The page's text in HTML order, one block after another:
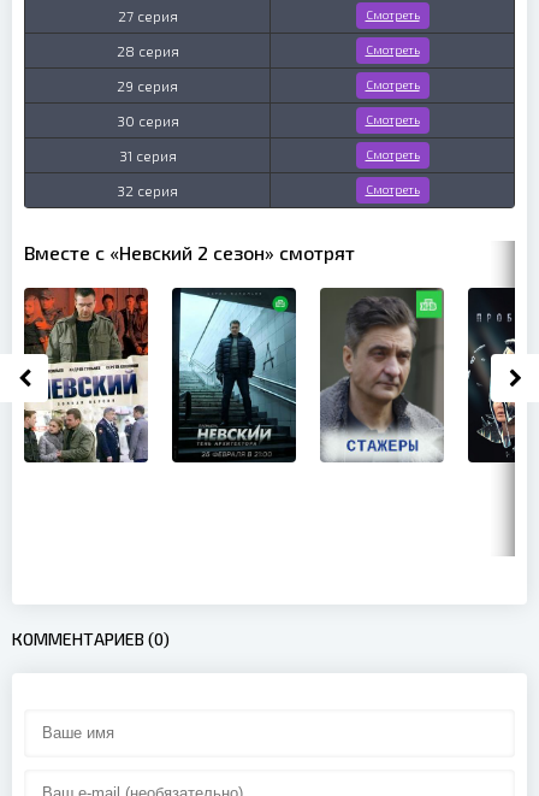
27 серия Смотреть
28 серия Смотреть
29 серия Смотреть
30 серия Смотреть
31 серия Смотреть
32 серия Смотреть
Вместе с «Невский 2 сезон» смотрят
КОММЕНТАРИЕВ (0)